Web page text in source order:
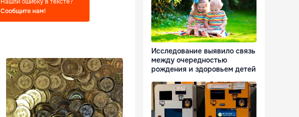
Сообщите нам!
Исследование выявило связь
между очередностью
рождения и здоровьем детей